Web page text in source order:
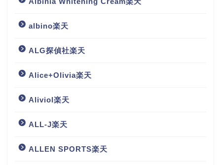
albino楽天
ALG探偵社楽天
Alice+Olivia楽天
Aliviol楽天
ALL-J楽天
ALLEN SPORTS楽天